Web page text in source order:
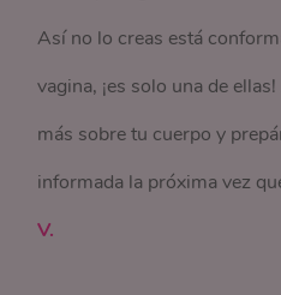
Así no lo creas está
vagina, ¡es solo una de
más sobre tu cuerpo y
informada la próxima vez
V.